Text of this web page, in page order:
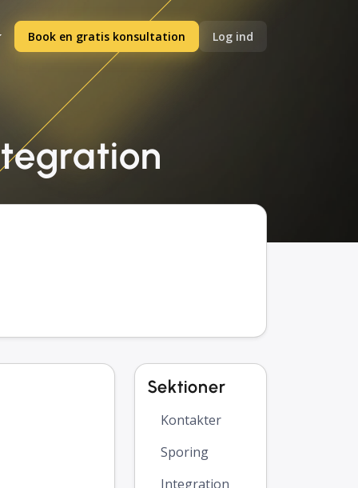
Book en gratis konsultation Log ind
Sektioner
Kontakter
Sporing
Integration